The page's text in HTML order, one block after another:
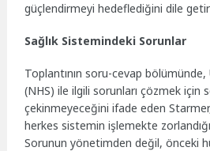
güçlendirmeyi hedeflediğini dile
Sağlık Sistemindeki Sorunlar
Toplantının soru-cevap bölümünde,
(NHS) ile ilgili sorunları çözmek için
çekinmeyeceğini ifade eden
herkes sistemin işlemekte
Sorunun yönetimden değil, önceki